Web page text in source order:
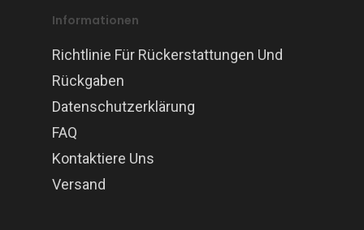
Informationen
Richtlinie Für Rückerstattungen Und
Rückgaben
Datenschutzerklärung
FAQ
Kontaktiere Uns
Versand